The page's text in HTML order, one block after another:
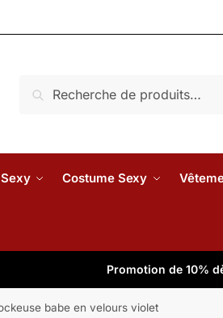
Costume Sexy
Promotion de 10%
babe en velours violet